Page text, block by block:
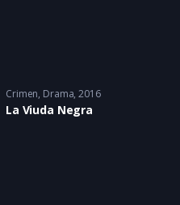
Crimen, Drama 2016
La Viuda Negra